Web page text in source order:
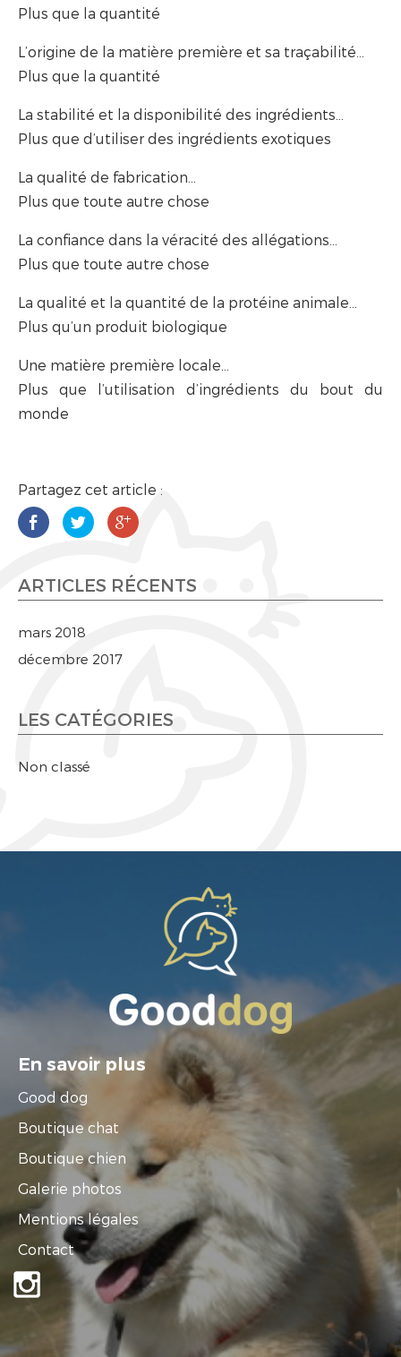
Plus que la quantité
L’origine de la matière première et sa traçabilité…
Plus que la quantité
La stabilité et la disponibilité des ingrédients…
Plus que d’utiliser des ingrédients exotiques
La qualité de fabrication…
Plus que toute autre chose
La confiance dans la véracité des allégations…
Plus que toute autre chose
La qualité et la quantité de la protéine animale…
Plus qu’un produit biologique
Une matière première locale…
Plus que l’utilisation d’ingrédients du bout du
monde
Partagez cet article :
ARTICLES RÉCENTS
mars 2018
décembre 2017
LES CATÉGORIES
Non classé
En savoir plus
Good dog
Boutique chat
Boutique chien
Galerie photos
Mentions légales
Contact